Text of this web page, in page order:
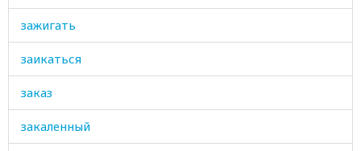
зажигать
заикаться
заказ
закаленный